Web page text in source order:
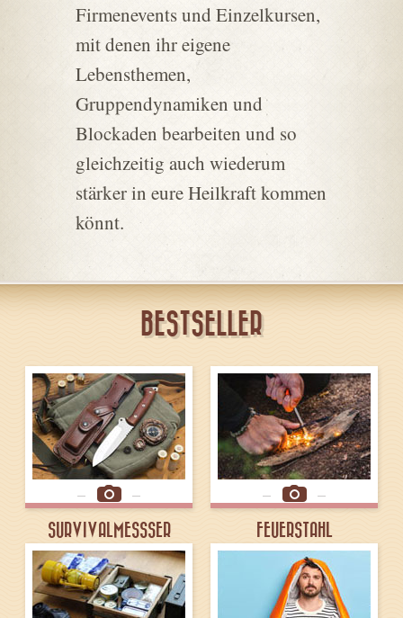
Firmenevents und Einzelkursen,
mit denen ihr eigene
Lebensthemen,
Gruppendynamiken und
Blockaden bearbeiten und so
gleichzeitig auch wiederum
stärker in eure Heilkraft kommen
könnt.
BESTSELLER
SURVIVALMESSSER FEUERSTAHL